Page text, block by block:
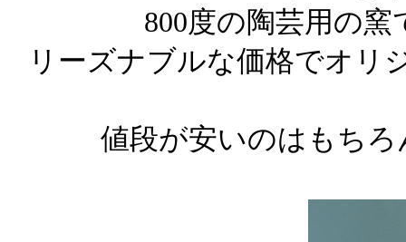
800度の陶芸用の
リーズナブルな価格でオリ
値段が安いのはもち